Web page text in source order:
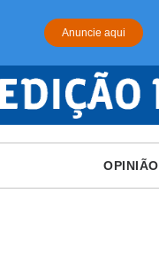
Anuncie aqui
OPINIÃO